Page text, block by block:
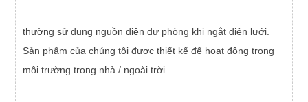
thường sử dụng nguồn điện dự phòng khi ngắt điện lưới.
Sản phẩm của chúng tôi được thiết kế để hoạt động trong
môi trường trong nhà / ngoài trời